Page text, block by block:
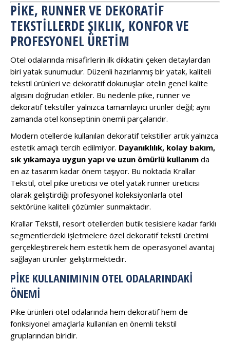
PIKE, RUNNER VE DEKORATIF
TEKSTILLERDE ŞIKLIK, KONFOR VE
PROFESYONEL ÜRETIM
Otel odalarında misafirlerin ilk dikkatini çeken detaylardan
biri yatak sunumudur. Düzenli hazırlanmış bir yatak, kaliteli
tekstil ürünleri ve dekoratif dokunuşlar otelin genel kalite
algısını doğrudan etkiler. Bu nedenle pike, runner ve
dekoratif tekstiller yalnızca tamamlayıcı ürünler değil; aynı
zamanda otel konseptinin önemli parçalarıdır.
Modern otellerde kullanılan dekoratif tekstiller artık yalnızca
estetik amaçlı tercih edilmiyor. Dayanıklılık, kolay bakım,
sık yıkamaya uygun yapı ve uzun ömürlü kullanım da
en az tasarım kadar önem taşıyor. Bu noktada Krallar
Tekstil, otel pike üreticisi ve otel yatak runner üreticisi
olarak geliştirdiği profesyonel koleksiyonlarla otel
sektörüne kaliteli çözümler sunmaktadır.
Krallar Tekstil, resort otellerden butik tesislere kadar farklı
segmentlerdeki işletmelere özel dekoratif tekstil üretimi
gerçekleştirerek hem estetik hem de operasyonel avantaj
sağlayan ürünler geliştirmektedir.
PIKE KULLANIMININ OTEL ODALARINDAKI
ÖNEMI
Pike ürünleri otel odalarında hem dekoratif hem de
fonksiyonel amaçlarla kullanılan en önemli tekstil
gruplarından biridir.